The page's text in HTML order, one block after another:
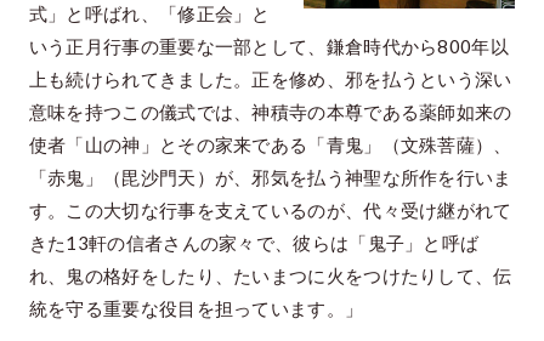
式」と呼ばれ、「修正会」と
いう正月行事の重要な一部として、鎌倉時代から800年以
上も続けられてきました。正を修め、邪を払うという深い
意味を持つこの儀式では、神積寺の本尊である薬師如来の
使者「山の神」とその家来である「青鬼」（文殊菩薩）、
「赤鬼」（毘沙門天）が、邪気を払う神聖な所作を行いま
す。この大切な行事を支えているのが、代々受け継がれて
きた13軒の信者さんの家々で、彼らは「鬼子」と呼ば
れ、鬼の格好をしたり、たいまつに火をつけたりして、伝
統を守る重要な役目を担っています。」